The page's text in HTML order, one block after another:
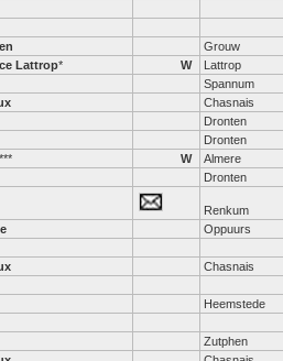
Grouw
Lattrop* W Lattrop
Spannum
Chasnais
Dronten
Dronten
*** W Almere
Dronten
Renkum
Oppuurs
Chasnais
Heemstede
Zutphen